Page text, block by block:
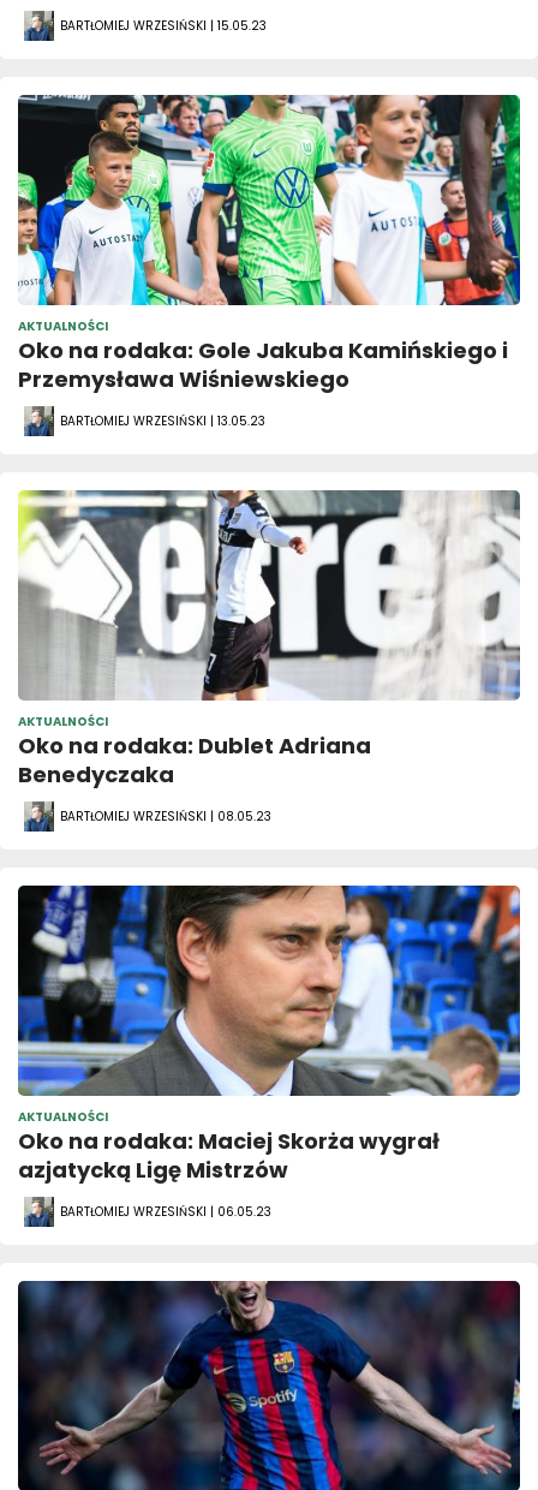
BARTŁOMIEJ WRZESIŃSKI | 15.05.23
AKTUALNOŚCI
Oko na rodaka: Gole Jakuba Kamińskiego i
Przemysława Wiśniewskiego
BARTŁOMIEJ WRZESIŃSKI | 13.05.23
AKTUALNOŚCI
Oko na rodaka: Dublet Adriana
Benedyczaka
BARTŁOMIEJ WRZESIŃSKI | 08.05.23
AKTUALNOŚCI
Oko na rodaka: Maciej Skorża wygrał
azjatycką Ligę Mistrzów
BARTŁOMIEJ WRZESIŃSKI | 06.05.23